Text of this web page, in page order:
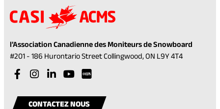
l’Association Canadienne des Moniteurs de Snowboard
#201 - 186 Hurontario Street Collingwood, ON L9Y 4T4(opens
Visit
facebook
(opens
Visit
instagram
(opens
a
Visit
linkedin
(opens
a
Visit
youtube
(opens
a our
in
CONTACTEZ NOUS